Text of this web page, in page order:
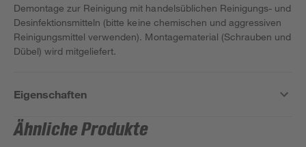
Demontage zur Reinigung mit handelsüblichen Reinigungs- und
Desinfektionsmitteln (bitte keine chemischen und aggressiven
Reinigungsmittel verwenden). Montagematerial (Schrauben und
Dübel) wird mitgeliefert.
Eigenschaften
Ähnliche Produkte